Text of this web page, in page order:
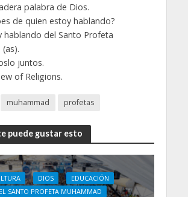
palabra de Dios.
de quien estoy hablando?
hablando del Santo Profeta
juntos.
of Religions.
muhammad profetas
puede gustar esto
DIOS
EDUCACIÓN
EL SANTO PROFETA MUHAMMAD